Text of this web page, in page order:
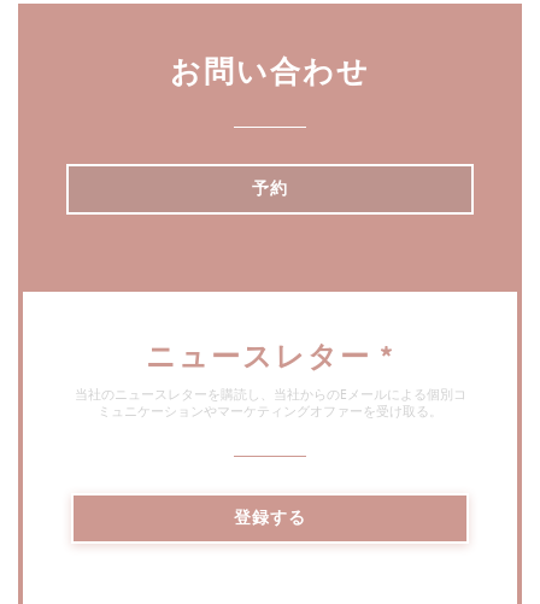
お問い合わせ
予約
ニュースレター *
当社のニュースレターを購読し、当社からのEメールによる個別コ
ミュニケーションやマーケティングオファーを受け取る。
登録する